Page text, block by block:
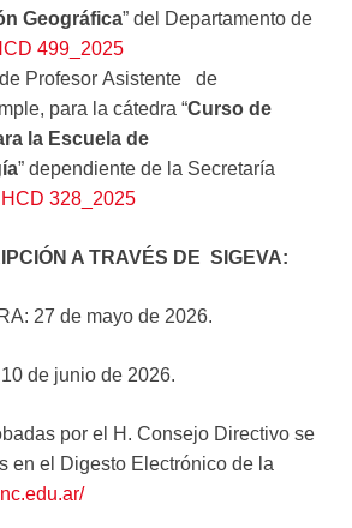
Geográfica” del Departamento de
499_2025
Profesor Asistente de
para la cátedra “Curso de
la Escuela de
” dependiente de la Secretaría
328_2025
A TRAVÉS DE SIGEVA:
27 de mayo de 2026.
de junio de 2026.
por el H. Consejo Directivo se
en el Digesto Electrónico de la